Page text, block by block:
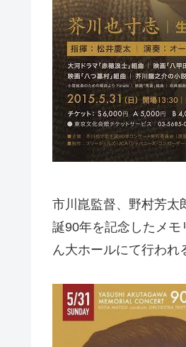
市川崑監督、野村芳太
誕90年を記念したメ
ん大ホールにて行われ